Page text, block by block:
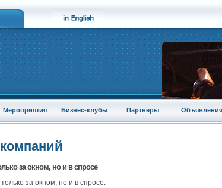
Мероприятия Бизнес-клубы Партнеры Объявления
за окном, но и в спросе
за окном, но и в спросе.